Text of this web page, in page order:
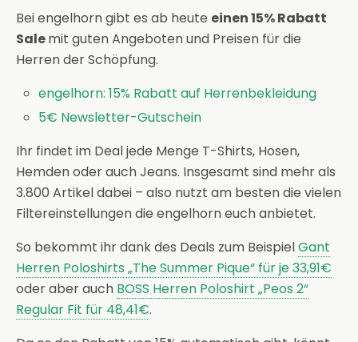
Bei engelhorn gibt es ab heute einen 15% Rabatt
Salemit guten Angeboten und Preisen für die
Herren der Schöpfung.
engelhorn: 15% Rabatt auf Herrenbekleidung
5€ Newsletter-Gutschein
Ihr findet im Deal jede Menge T-Shirts, Hosen,
Hemden oder auch Jeans. Insgesamt sind mehr als
3.800 Artikel dabei – also nutzt am besten die vielen
Filtereinstellungen die engelhorn euch anbietet.
So bekommt ihr dank des Deals zum BeispielGant
Herren Poloshirts „The Summer Pique“ für je 33,91€
oder aber auch BOSS Herren Poloshirt „Peos 2“
Regular Fit für 48,41€.